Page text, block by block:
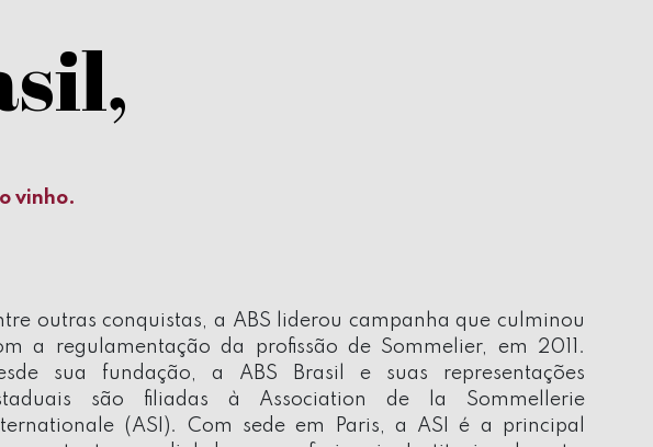
vinho.
outras conquistas, a ABS liderou campanha que culminou
a regulamentação da profissão de Sommelier, em 2011.
sua fundação, a ABS Brasil e suas representações
são filiadas à Association de la Sommellerie
(ASI). Com sede em Paris, a ASI é a principal